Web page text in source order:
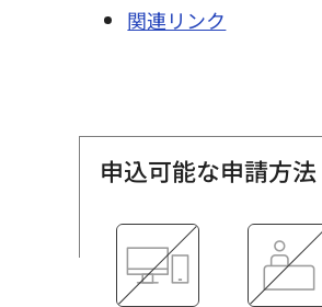
関連リンク
申込可能な申請方法